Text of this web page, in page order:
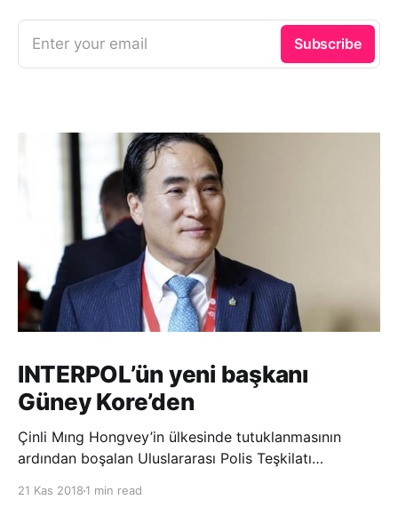
Enter your email Subscribe
INTERPOL’ün yeni başkanı
Güney Kore’den
Çinli Mıng Hongvey’in ülkesinde tutuklanmasının
ardından boşalan Uluslararası Polis Teşkilatı
21 Kas 2018 1 min read